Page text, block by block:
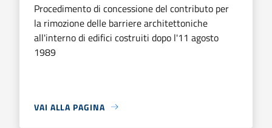
Procedimento di concessione del contributo per
la rimozione delle barriere architettoniche
all'interno di edifici costruiti dopo l'11 agosto
1989
VAI ALLA PAGINA